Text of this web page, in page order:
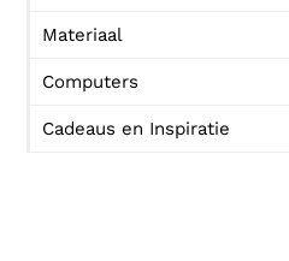
Materiaal
Computers
Cadeaus en Inspiratie